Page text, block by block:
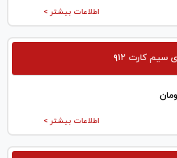
اطلاعات بیشتر >
سیم کارت ۹۱۲
اطلاعات بیشتر >